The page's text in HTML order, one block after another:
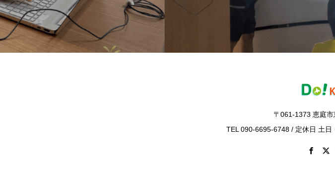
〒061-1373 恵庭
TEL 090-6695-6748 / 定休日 土日